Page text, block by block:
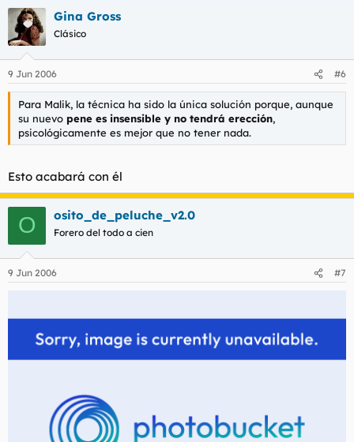
Gina Gross
Clásico
9 Jun 2006 #6
Para Malik, la técnica ha sido la única solución porque, aunque
su nuevo pene es insensible y no tendrá erección,
psicológicamente es mejor que no tener nada.
Esto acabará con él
O osito_de_peluche_v2.0
Forero del todo a cien
9 Jun 2006 #7